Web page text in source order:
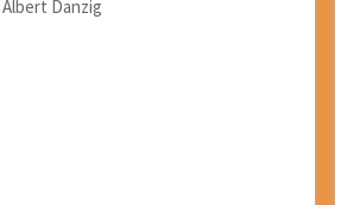
Albert Danzig